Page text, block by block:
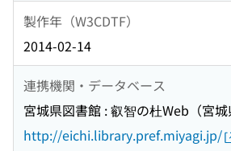
製作年（W3CDTF）
2014-02-14
連携機関・データベース
宮城県図書館 : 叡智の杜Web（宮城
http://eichi.library.pref.miyagi.jp/